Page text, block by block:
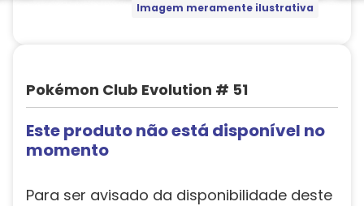
Imagem meramente ilustrativa
Pokémon Club Evolution # 51
Este produto não está disponível no
momento
Para ser avisado da disponibilidade deste